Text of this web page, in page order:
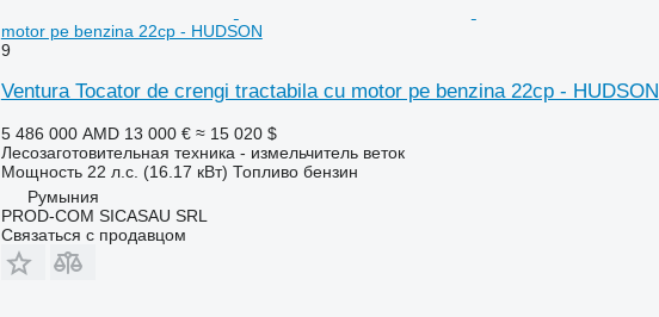
motor pe benzina 22cp - HUDSON
9
Ventura Tocator de crengi tractabila cu motor pe benzina 22cp - HUDSON
5 486 000 AMD 13 000 € ≈ 15 020 $
Лесозаготовительная техника - измельчитель веток
Мощность 22 л.с. (16.17 кВт) Топливо бензин
Румыния
PROD-COM SICASAU SRL
Связаться с продавцом